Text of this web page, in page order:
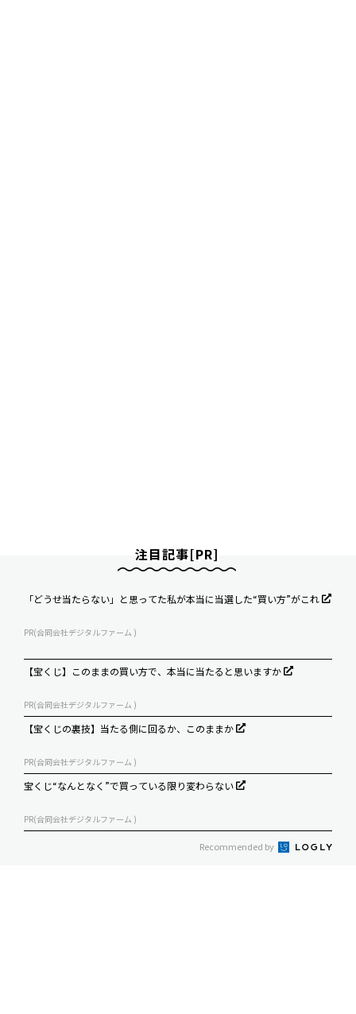
注目記事[PR]
「どうせ当たらない」と思ってた私が本当に当選した“買い方”がこれ
PR(合同会社デジタルファーム )
【宝くじ】このままの買い方で、本当に当たると思いますか
PR(合同会社デジタルファーム )
【宝くじの裏技】当たる側に回るか、このままか
PR(合同会社デジタルファーム )
宝くじ“なんとなく”で買っている限り変わらない
PR(合同会社デジタルファーム )
Recommended by